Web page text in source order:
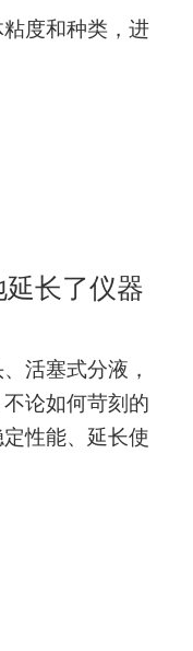
度和种类，进
长了仪器
活塞式分液，
论如何苛刻的
性能、延长使